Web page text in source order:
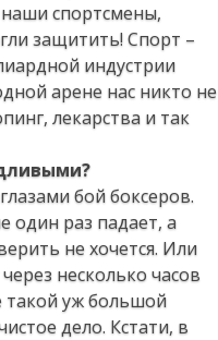
спортсмены,
защитить! Спорт –
индустрии
арене нас никто не
лекарства и так
бой боксеров.
один раз падает, а
не хочется. Или
несколько часов
такой уж большой
дело. Кстати, в